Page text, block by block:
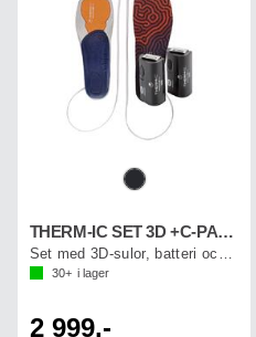
THERM-IC SET 3D +C-PACK 1300B
Set med 3D-sulor, batteri och laddkabel
30+ i lager
2 999,-